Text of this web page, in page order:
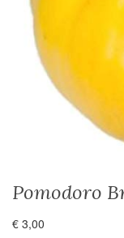
Pomodoro
€ 3,00